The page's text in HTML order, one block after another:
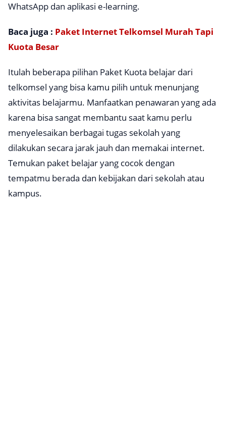
WhatsApp dan aplikasi e-learning.
Baca juga : Paket Internet Telkomsel Murah Tapi
Kuota Besar
Itulah beberapa pilihan Paket Kuota belajar dari
telkomsel yang bisa kamu pilih untuk menunjang
aktivitas belajarmu. Manfaatkan penawaran yang ada
karena bisa sangat membantu saat kamu perlu
menyelesaikan berbagai tugas sekolah yang
dilakukan secara jarak jauh dan memakai internet.
Temukan paket belajar yang cocok dengan
tempatmu berada dan kebijakan dari sekolah atau
kampus.